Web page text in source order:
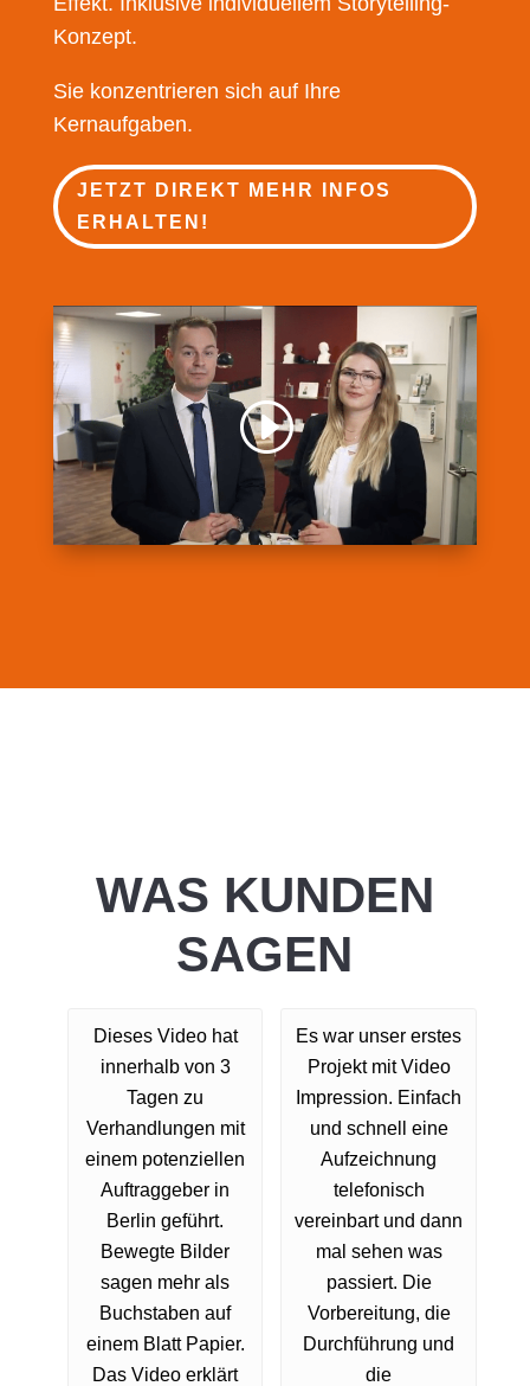
Konzept.
Sie konzentrieren sich auf Ihre
Kernaufgaben.
JETZT DIREKT MEHR INFOS
ERHALTEN!
WAS KUNDEN
SAGEN
Dieses Video hat
innerhalb von 3
Tagen zu
Verhandlungen mit
einem potenziellen
Auftraggeber in
Berlin geführt.
Bewegte Bilder
sagen mehr als
Buchstaben auf
einem Blatt Papier.
Das Video erklärt
Es war unser erstes
Projekt mit Video
Impression. Einfach
und schnell eine
Aufzeichnung
telefonisch
vereinbart und dann
mal sehen was
passiert. Die
Vorbereitung, die
Durchführung und
die